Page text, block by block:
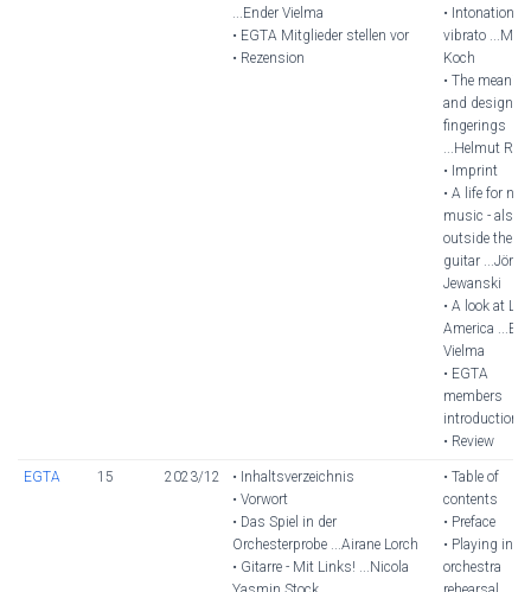
...Ender Vielma
• EGTA Mitglieder stellen vor
• Rezension
• Intonation
vibrato
Koch
• The meaning
and design of
fingerings
...Helmut
• Imprint
• A life for new
music - also
outside the
guitar ...Jörg
Jewanski
• A look at
America
Vielma
• EGTA
members
introduction
• Review
EGTA 15 2023/12
• Inhaltsverzeichnis
• Vorwort
• Das Spiel in der
Orchesterprobe ...Airane Lorch
• Gitarre - Mit Links! ...Nicola
• Table of
contents
• Preface
• Playing in
orchestra